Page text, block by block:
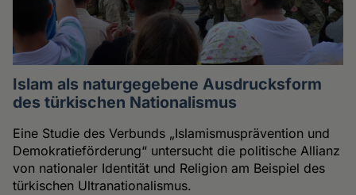
Islam als naturgegebene Ausdrucksform
des türkischen Nationalismus
Eine Studie des Verbunds „Islamismusprävention und
Demokratieförderung“ untersucht die politische Allianz
von nationaler Identität und Religion am Beispiel des
türkischen Ultranationalismus.